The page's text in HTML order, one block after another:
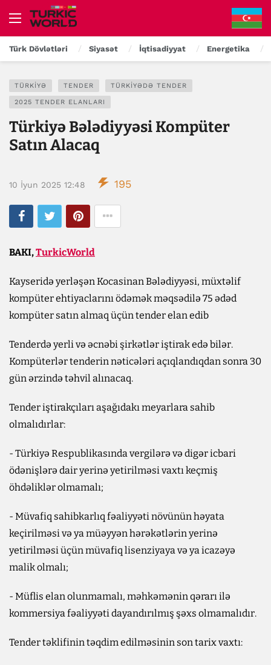
Türk Dövlətləri Siyasət İqtisadiyyat Energetika
TÜRKIYƏ TENDER TÜRKIYƏDƏ TENDER
2025 TENDER ELANLARI
Türkiyə Bələdiyyəsi Kompüter
Satın Alacaq
10 İyun 2025 12:48 195
BAKI,TurkicWorld
Kayseridə yerləşən Kocasinan Bələdiyyəsi, müxtəlif
kompüter ehtiyaclarını ödəmək məqsədilə 75 ədəd
kompüter satın almaq üçün tender elan edib
Tenderdə yerli və əcnəbi şirkətlər iştirak edə bilər.
Kompüterlər tenderin nəticələri açıqlandıqdan sonra 30
gün ərzində təhvil alınacaq.
Tender iştirakçıları aşağıdakı meyarlara sahib
olmalıdırlar:
- Türkiyə Respublikasında vergilərə və digər icbari
ödənişlərə dair yerinə yetirilməsi vaxtı keçmiş
öhdəliklər olmamalı;
- Müvafiq sahibkarlıq fəaliyyəti növünün həyata
keçirilməsi və ya müəyyən hərəkətlərin yerinə
yetirilməsi üçün müvafiq lisenziyaya və ya icazəyə
malik olmalı;
- Müflis elan olunmamalı, məhkəmənin qərarı ilə
kommersiya fəaliyyəti dayandırılmış şəxs olmamalıdır.
Tender təklifinin təqdim edilməsinin son tarix vaxtı: